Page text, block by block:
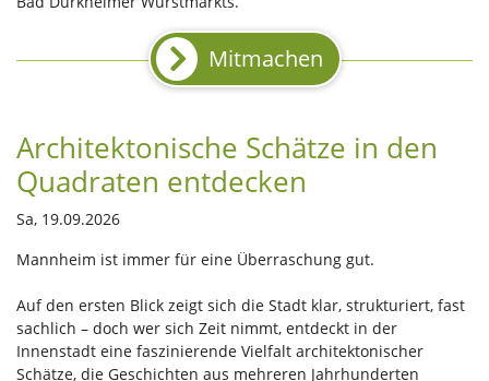
Mitmachen
Architektonische Schätze in den
Quadraten entdecken
Sa, 19.09.2026
Mannheim ist immer für eine Überraschung gut.
Auf den ersten Blick zeigt sich die Stadt klar, strukturiert, fast
sachlich – doch wer sich Zeit nimmt, entdeckt in der
Innenstadt eine faszinierende Vielfalt architektonischer
Schätze, die Geschichten aus mehreren Jahrhunderten